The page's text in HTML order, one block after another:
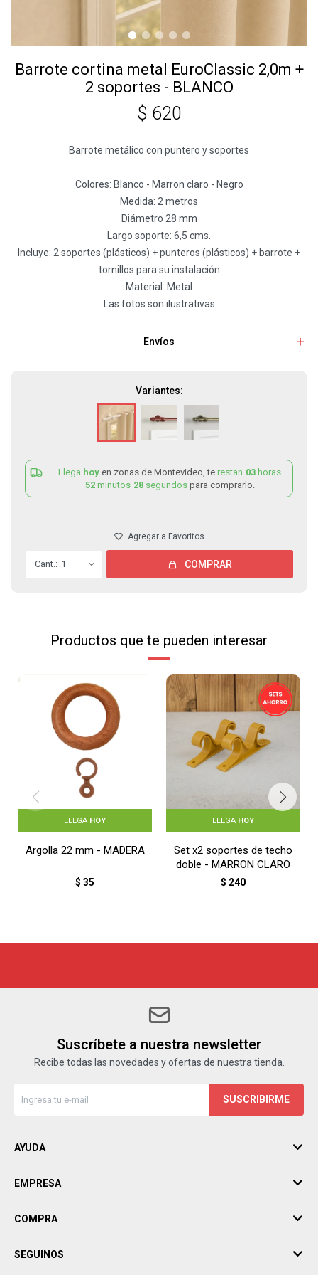
Barrote cortina metal EuroClassic 2,0m +
2 soportes - BLANCO
$ 620
Barrote metálico con puntero y soportes
Colores: Blanco - Marron claro - Negro
Medida: 2 metros
Diámetro 28 mm
Largo soporte: 6,5 cms.
Incluye: 2 soportes (plásticos) + punteros (plásticos) + barrote +
tornillos para su instalación
Material: Metal
Las fotos son ilustrativas
Envíos
Variantes:
Llega hoy en zonas de Montevideo, te restan 03 horas
52 minutos 28 segundos para comprarlo.
1 COMPRAR
Productos que te pueden interesar
LLEGA HOY
Argolla 22 mm - MADERA
$ 35
LLEGA HOY
Set x2 soportes de techo
doble - MARRON CLARO
$ 240
Suscríbete a nuestra newsletter
Recibe todas las novedades y ofertas de nuestra tienda.
SUSCRIBIRME
AYUDA
EMPRESA
COMPRA
SEGUINOS